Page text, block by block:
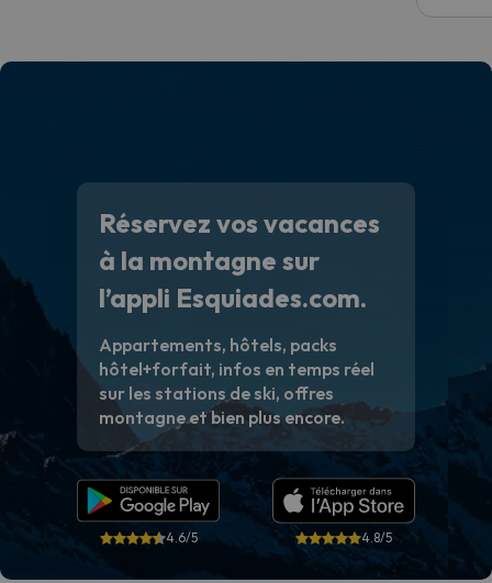
Réservez vos vacances
à la montagne sur
l’appli Esquiades.com.
Appartements, hôtels, packs
hôtel+forfait, infos en temps réel
sur les stations de ski, offres
montagne et bien plus encore.
4.6/5 4.8/5